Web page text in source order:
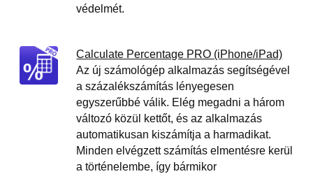
védelmét.
Calculate Percentage PRO (iPhone/iPad)
Az új számológép alkalmazás segítségével
a százalékszámítás lényegesen
egyszerűbbé válik. Elég megadni a három
változó közül kettőt, és az alkalmazás
automatikusan kiszámítja a harmadikat.
Minden elvégzett számítás elmentésre kerül
a történelembe, így bármikor